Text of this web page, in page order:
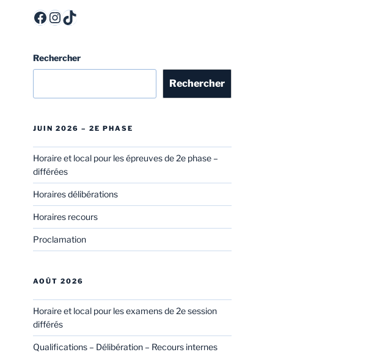
ITCF Félicien Rops - Officiel - itcffr
itcffr
Rechercher
Rechercher
JUIN 2026 – 2E PHASE
Horaire et local pour les épreuves de 2e phase –
différées
Horaires délibérations
Horaires recours
Proclamation
AOÛT 2026
Horaire et local pour les examens de 2e session
différés
Qualifications – Délibération – Recours internes